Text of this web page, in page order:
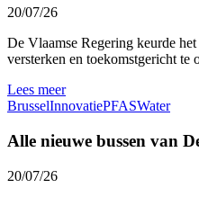
20/07/26
De Vlaamse Regering keurde
versterken en toekomstgericht te
Lees meer
BrusselInnovatiePFASWater
Alle nieuwe bussen van
20/07/26